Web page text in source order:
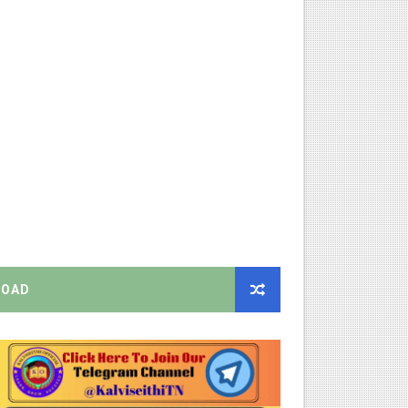
முழு அமர்வு தீர்ப்பு விவரங்கள்!